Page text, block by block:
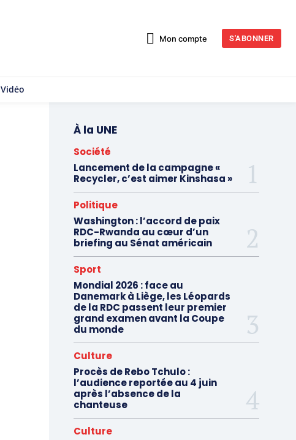
Mon compte S'ABONNER
Vidéo
À la UNE
Société
Lancement de la campagne «
Recycler, c’est aimer Kinshasa »
Politique
Washington : l’accord de paix
RDC-Rwanda au cœur d’un
briefing au Sénat américain
Sport
Mondial 2026 : face au
Danemark à Liège, les Léopards
de la RDC passent leur premier
grand examen avant la Coupe
du monde
Culture
Procès de Rebo Tchulo :
l’audience reportée au 4 juin
après l’absence de la
chanteuse
Culture